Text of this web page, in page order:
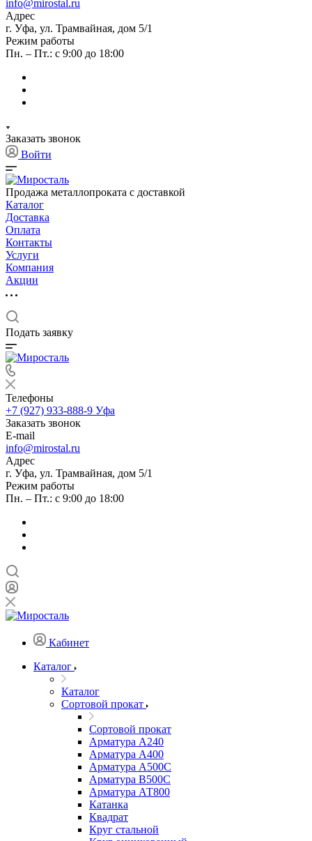
info@mirostal.ru
Адрес
г. Уфа, ул. Трамвайная, дом 5/1
Режим работы
Пн. – Пт.: с 9:00 до 18:00
Заказать звонок
Войти
Продажа металлопроката с доставкой
Каталог
Доставка
Оплата
Контакты
Услуги
Компания
Акции
Подать заявку
Телефоны
+7 (927) 933-888-9 Уфа
Заказать звонок
E-mail
info@mirostal.ru
Адрес
г. Уфа, ул. Трамвайная, дом 5/1
Режим работы
Пн. – Пт.: с 9:00 до 18:00
Кабинет
Каталог
Каталог
Сортовой прокат
Сортовой прокат
Арматура А240
Арматура А400
Арматура А500C
Арматура В500С
Арматура АТ800
Катанка
Квадрат
Круг стальной